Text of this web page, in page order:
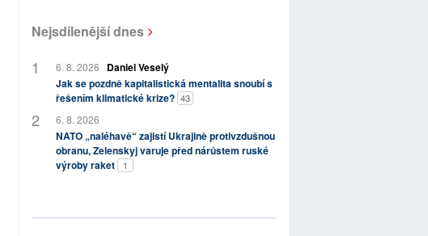
Nejsdílenější dnes
6. 8. 2026
Daniel Veselý
Jak se pozdně kapitalistická mentalita snoubí s
řešením klimatické krize? 43
6. 8. 2026
NATO „naléhavě“ zajistí Ukrajině protivzdušnou
obranu, Zelenskyj varuje před nárůstem ruské
výroby raket
1